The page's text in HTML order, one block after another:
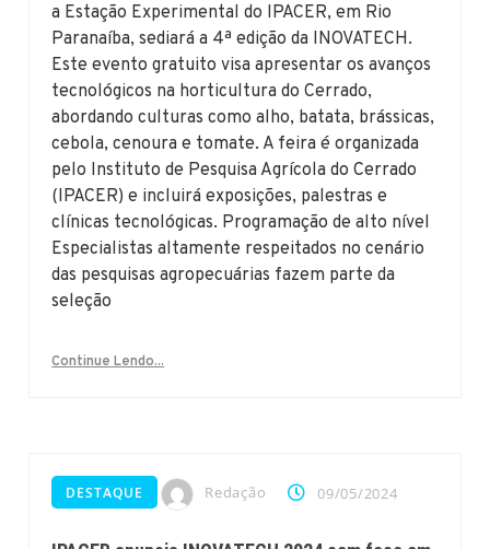
a Estação Experimental do IPACER, em Rio
Paranaíba, sediará a 4ª edição da INOVATECH.
Este evento gratuito visa apresentar os avanços
tecnológicos na horticultura do Cerrado,
abordando culturas como alho, batata, brássicas,
cebola, cenoura e tomate. A feira é organizada
pelo Instituto de Pesquisa Agrícola do Cerrado
(IPACER) e incluirá exposições, palestras e
clínicas tecnológicas. Programação de alto nível
Especialistas altamente respeitados no cenário
das pesquisas agropecuárias fazem parte da
seleção
Continue Lendo...
DESTAQUE Redação 09/05/2024